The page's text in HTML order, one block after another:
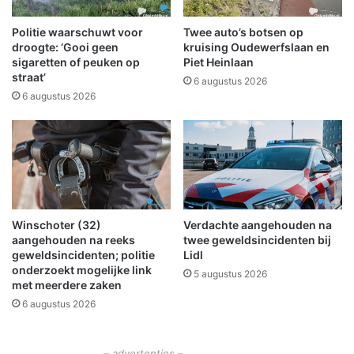
i
j
w
i
l
l
e
r
n
r
i
j
d
i
g
m
e
u
t
o
m
o
b
i
Politie waarschuwt voor
droogte: ‘Gooi geen
sigaretten of peuken op
straat’
6 augustus 2026
Twee auto’s botsen op
kruising Oudewerfslaan en
Piet Heinlaan
6 augustus 2026
Winschoter (32)
aangehouden na reeks
geweldsincidenten; politie
onderzoekt mogelijke link
met meerdere zaken
6 augustus 2026
Verdachte aangehouden na
twee geweldsincidenten bij
Lidl
5 augustus 2026